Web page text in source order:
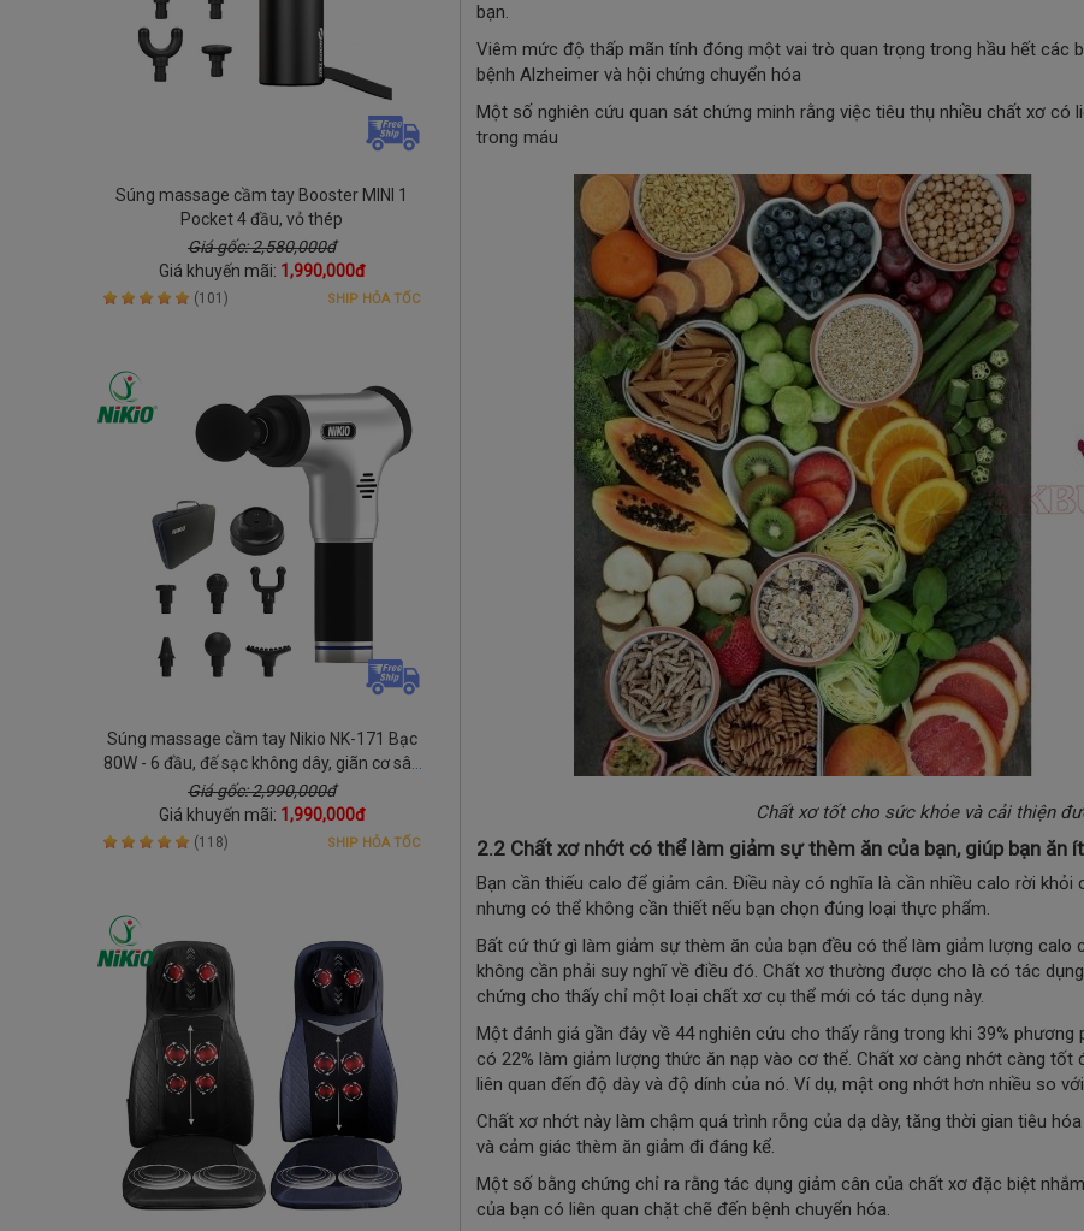
Súng massage cầm tay Booster MINI 1
Pocket 4 đầu, vỏ thép
Giá gốc: 2,580,000đ
Giá khuyến mãi: 1,990,000đ
(101) SHIP HỎA TỐC
Súng massage cầm tay Nikio NK-171 Bạc
80W - 6 đầu, đế sạc không dây, giãn cơ sâu
cho mọi lứa tuổi
Giá gốc: 2,990,000đ
Giá khuyến mãi: 1,990,000đ
(118) SHIP HỎA TỐC
bạn.
Viêm mức độ thấp mãn tính đóng một vai trò quan trọng trong hầu hết các
bệnh Alzheimer và hội chứng chuyển hóa
Một số nghiên cứu quan sát chứng minh rằng việc tiêu thụ nhiều chất xơ có
trong máu
Chất xơ tốt cho sức khỏe và cải thiện
2.2 Chất xơ nhớt có thể làm giảm sự thèm ăn của bạn, giúp bạn ăn
Bạn cần thiếu calo để giảm cân. Điều này có nghĩa là cần nhiều calo rời khỏi
nhưng có thể không cần thiết nếu bạn chọn đúng loại thực phẩm.
Bất cứ thứ gì làm giảm sự thèm ăn của bạn đều có thể làm giảm lượng calo
không cần phải suy nghĩ về điều đó. Chất xơ thường được cho là có tác
chứng cho thấy chỉ một loại chất xơ cụ thể mới có tác dụng này.
Một đánh giá gần đây về 44 nghiên cứu cho thấy rằng trong khi 39%
có 22% làm giảm lượng thức ăn nạp vào cơ thể. Chất xơ càng nhớt càng tốt
liên quan đến độ dày và độ dính của nó. Ví dụ, mật ong nhớt hơn nhiều so
Chất xơ nhớt này làm chậm quá trình rỗng của dạ dày, tăng thời gian tiêu
và cảm giác thèm ăn giảm đi đáng kể.
Một số bằng chứng chỉ ra rằng tác dụng giảm cân của chất xơ đặc biệt
của bạn có liên quan chặt chẽ đến bệnh chuyển hóa.